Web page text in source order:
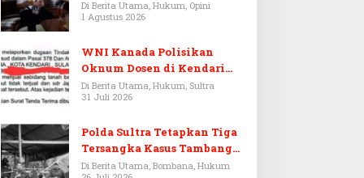
143/HO, Ketika Warisan
Menjadi Arena Pemerasan
Di Berita Utama, Hukum, Opini
1 Agustus 2026
WNI Kanada Polisikan
Oknum Dosen di Kendari
Terkait Aset Puluhan Miliar
Di Berita Utama, Hukum, Sultra
31 Juli 2026
Polda Sultra Tetapkan Tiga
Tersangka Kasus Tambang
Emas Ilegal di Bombana
Di Berita Utama, Bombana, Hukum